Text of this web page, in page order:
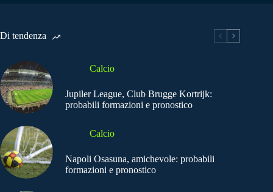
Di tendenza
Calcio
Jupiler League, Club Brugge Kortrijk:
probabili formazioni e pronostico
Calcio
Napoli Osasuna, amichevole: probabili
formazioni e pronostico